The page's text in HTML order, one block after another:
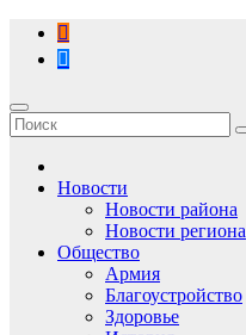
Перейти
содержимому
Новости
Новости района
Новости региона
Общество
Армия
Благоустройство
Здоровье